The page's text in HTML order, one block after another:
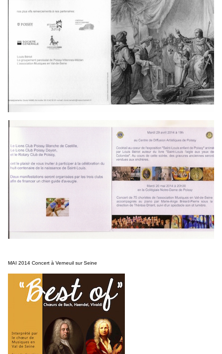
MAI 2014 Concert à Verneuil sur Seine